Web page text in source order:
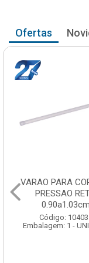
Ofertas